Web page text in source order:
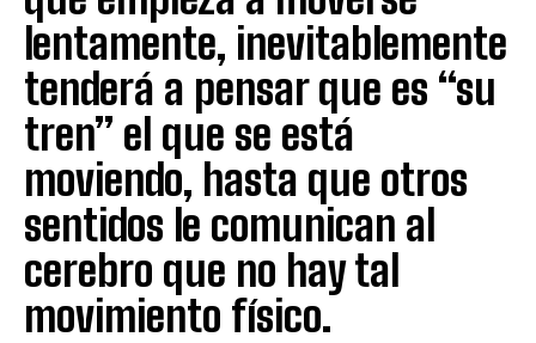
lentamente, inevitablemente
tenderá a pensar que es “su
tren” el que se está
moviendo, hasta que otros
sentidos le comunican al
cerebro que no hay tal
movimiento físico.